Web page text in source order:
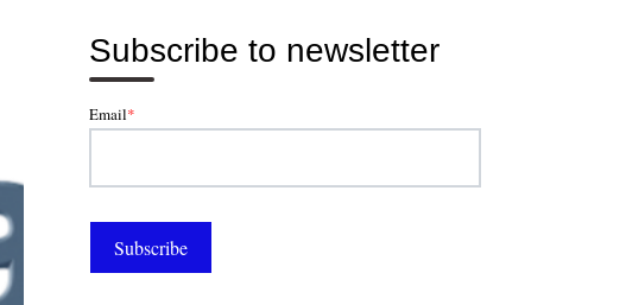
Subscribe to newsletter
Email*